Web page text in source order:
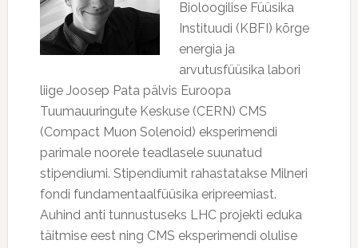
Bioloogilise Füüsika
Instituudi (KBFI) kõrge
energia ja
arvutusfüüsika labori
liige Joosep Pata pälvis Euroopa
Tuumauuringute Keskuse (CERN) CMS
(Compact Muon Solenoid) eksperimendi
parimale noorele teadlasele suunatud
stipendiumi. Stipendiumit rahastatakse Milneri
fondi fundamentaalfüüsika eripreemiast.
Auhind anti tunnustuseks LHC projekti eduka
täitmise eest ning CMS eksperimendi olulise